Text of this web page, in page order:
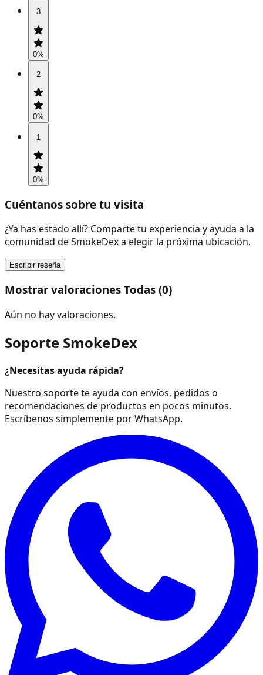
3
0%
2
0%
1
0%
Cuéntanos sobre tu visita
¿Ya has estado allí? Comparte tu experiencia y ayuda a la
comunidad de SmokeDex a elegir la próxima ubicación.
Escribir reseña
Mostrar valoraciones Todas (0)
Aún no hay valoraciones.
Soporte SmokeDex
¿Necesitas ayuda rápida?
Nuestro soporte te ayuda con envíos, pedidos o
recomendaciones de productos en pocos minutos.
Escríbenos simplemente por WhatsApp.